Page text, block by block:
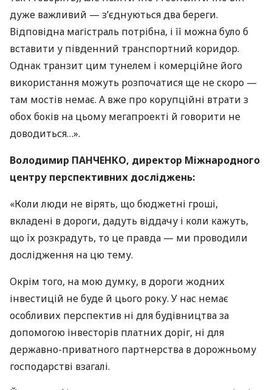
дуже важливий — з’єднуються два береги.
Відповідна магістраль потрібна, і її можна було б
вставити у південний транспортний коридор.
Однак транзит цим тунелем і комерційне його
використання можуть розпочатися ще не скоро —
там мостів немає. А вже про корупційні втрати з
обох боків на цьому мегапроекті й говорити не
доводиться…».
Володимир ПАНЧЕНКО, директор Міжнародного
центру перспективних досліджень:
«Коли люди не вірять, що бюджетні гроші,
вкладені в дороги, дадуть віддачу і коли кажуть,
що їх розкрадуть, то це правда — ми проводили
дослідження на цю тему.
Окрім того, на мою думку, в дороги жодних
інвестицій не буде й цього року. У нас немає
особливих перспектив ні для будівництва за
допомогою інвесторів платних доріг, ні для
державно-приватного партнерства в дорожньому
господарстві взагалі.